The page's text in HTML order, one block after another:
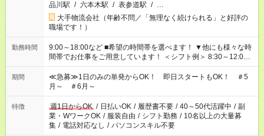
品川駅 / 六本木駅 / 表参道駅 / …
大手物流会社（年齢不問／「無理なく続けられる」と好評の
職場です！）
勤務時間
9:00～18:00など ■希望の時間帯を選べます！ ▼他にも様々な時
間帯でお仕事をご用意しています！ ＜シフト例＞ 8:30～12:00
17:00～22:00 13:00～22:00 22:00～翌6:00 など
期間
≪急募≫1日のみの単発からOK！ 即日スタートもOK！ ＃5
月～ ＃6月～
特徴 週1日からOK / 日払いOK / 履歴書不要 / 40～50代活躍中 / 副
業・WワークOK / 服装自由 / シフト勤務 / 10名以上の大量募
集 / 電話対応なし / パソコンスキル不要